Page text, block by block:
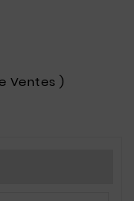
Ventes )